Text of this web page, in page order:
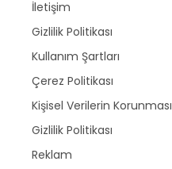
İletişim
Gizlilik Politikası
Kullanım Şartları
Çerez Politikası
Kişisel Verilerin Korunması
Gizlilik Politikası
Reklam